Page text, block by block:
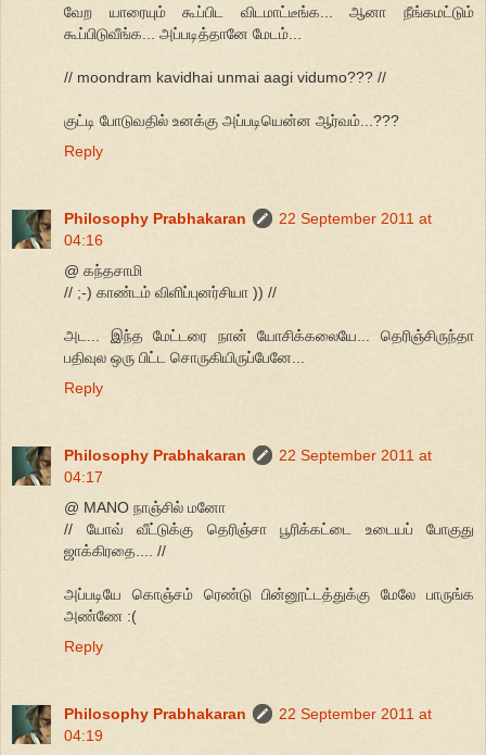
வேற யாரையும் கூப்பிட விடமாட்டீங்க... ஆனா நீங்கமட்டும்
கூப்பிடுவீங்க... அப்படித்தானே மேடம்...
// moondram kavidhai unmai aagi vidumo??? //
குட்டி போடுவதில் உனக்கு அப்படியென்ன ஆர்வம்...???
Reply
Philosophy Prabhakaran
22 September 2011 at
04:16
@ கந்தசாமி
// ;-) காண்டம் விளிப்புனர்சியா )) //
அட... இந்த மேட்டரை நான் யோசிக்கலையே... தெரிஞ்சிருந்தா
பதிவுல ஒரு பிட்ட சொருகியிருப்பேனே...
Reply
Philosophy Prabhakaran
22 September 2011 at
04:17
@ MANO நாஞ்சில் மனோ
// யோவ் வீட்டுக்கு தெரிஞ்சா பூரிக்கட்டை உடையப் போகுது
ஜாக்கிரதை.... //
அப்படியே கொஞ்சம் ரெண்டு பின்னூட்டத்துக்கு மேலே பாருங்க
அண்ணே :(
Reply
Philosophy Prabhakaran
22 September 2011 at
04:19